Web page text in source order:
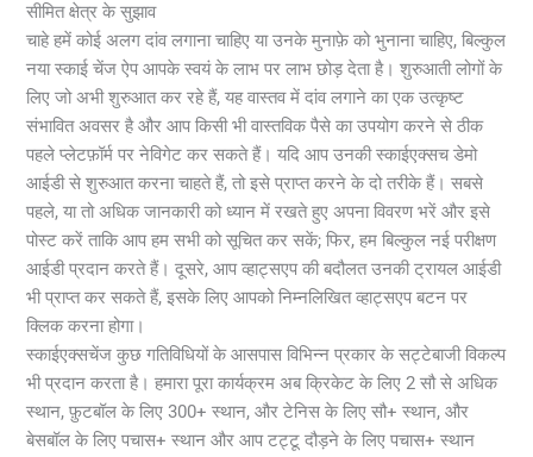
सीमित क्षेत्र के सुझाव
चाहे हमें कोई अलग दांव लगाना चाहिए या उनके मुनाफ़े को भुनाना चाहिए, बिल्कुल
नया स्काई चेंज ऐप आपके स्वयं के लाभ पर लाभ छोड़ देता है। शुरुआती लोगों के
लिए जो अभी शुरुआत कर रहे हैं, यह वास्तव में दांव लगाने का एक उत्कृष्ट
संभावित अवसर है और आप किसी भी वास्तविक पैसे का उपयोग करने से ठीक
पहले प्लेटफ़ॉर्म पर नेविगेट कर सकते हैं। यदि आप उनकी स्काईएक्सच डेमो
आईडी से शुरुआत करना चाहते हैं, तो इसे प्राप्त करने के दो तरीके हैं। सबसे
पहले, या तो अधिक जानकारी को ध्यान में रखते हुए अपना विवरण भरें और इसे
पोस्ट करें ताकि आप हम सभी को सूचित कर सकें; फिर, हम बिल्कुल नई परीक्षण
आईडी प्रदान करते हैं। दूसरे, आप व्हाट्सएप की बदौलत उनकी ट्रायल आईडी
भी प्राप्त कर सकते हैं, इसके लिए आपको निम्नलिखित व्हाट्सएप बटन पर
क्लिक करना होगा।
स्काईएक्सचेंज कुछ गतिविधियों के आसपास विभिन्न प्रकार के सट्टेबाजी विकल्प
भी प्रदान करता है। हमारा पूरा कार्यक्रम अब क्रिकेट के लिए 2 सौ से अधिक
स्थान, फ़ुटबॉल के लिए 300+ स्थान, और टेनिस के लिए सौ+ स्थान, और
बेसबॉल के लिए पचास+ स्थान और आप टट्टू दौड़ने के लिए पचास+ स्थान